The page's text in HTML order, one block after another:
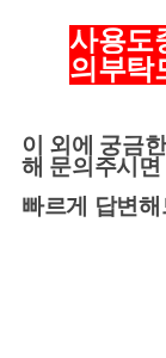
사용도
의부탁
이 외에 궁금
해 문의주시면
빠르게 답변